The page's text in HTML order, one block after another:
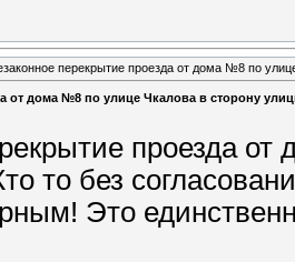
перекрытие проезда от дома №8 по
от дома №8 по улице Чкалова в сторону
проезда
то без
Это